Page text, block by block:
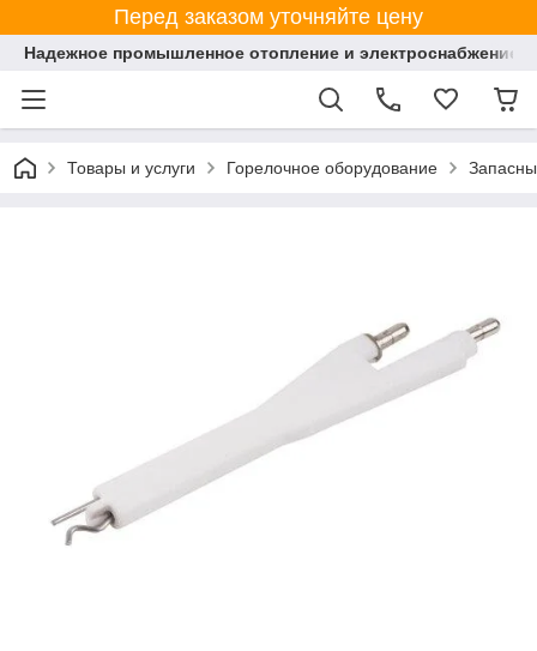
Перед заказом уточняйте цену
Надежное промышленное отопление и электроснабжение
Товары и услуги Горелочное оборудование